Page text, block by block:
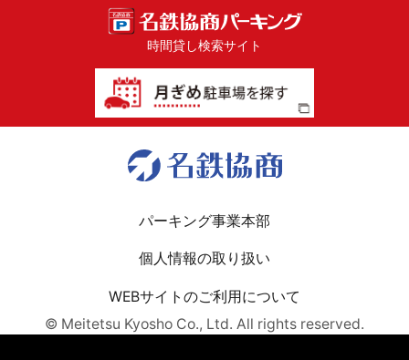
時間貸し検索サイト
パーキング事業本部
個人情報の取り扱い
WEBサイトのご利用について
© Meitetsu Kyosho Co., Ltd. All rights reserved.